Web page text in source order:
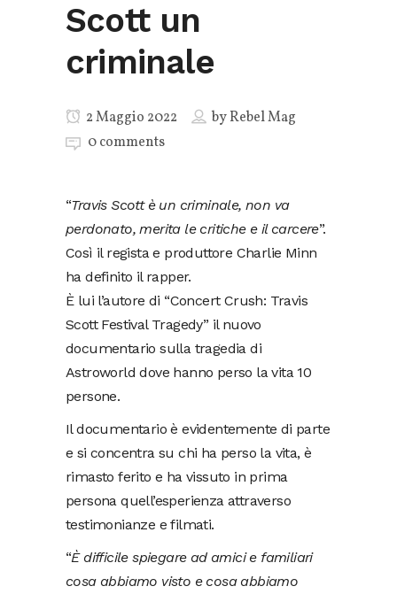
Scott un
criminale
2 Maggio 2022 byRebel Mag
0 comments
“Travis Scott è un criminale, non va
perdonato, merita le critiche e il carcere”.
Così il regista e produttore Charlie Minn
ha definito il rapper.
È lui l’autore di “Concert Crush: Travis
Scott Festival Tragedy” il nuovo
documentario sulla tragedia di
Astroworld dove hanno perso la vita 10
persone.
Il documentario è evidentemente di parte
e si concentra su chi ha perso la vita, è
rimasto ferito e ha vissuto in prima
persona quell’esperienza attraverso
testimonianze e filmati.
“È difficile spiegare ad amici e familiari
cosa abbiamo visto e cosa abbiamo